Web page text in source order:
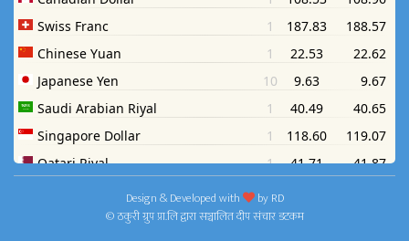
Design & Developed with byRD
© ठकुरी ग्रुप प्रा.लि द्वारा सञ्चालित दीप संचार डटकम